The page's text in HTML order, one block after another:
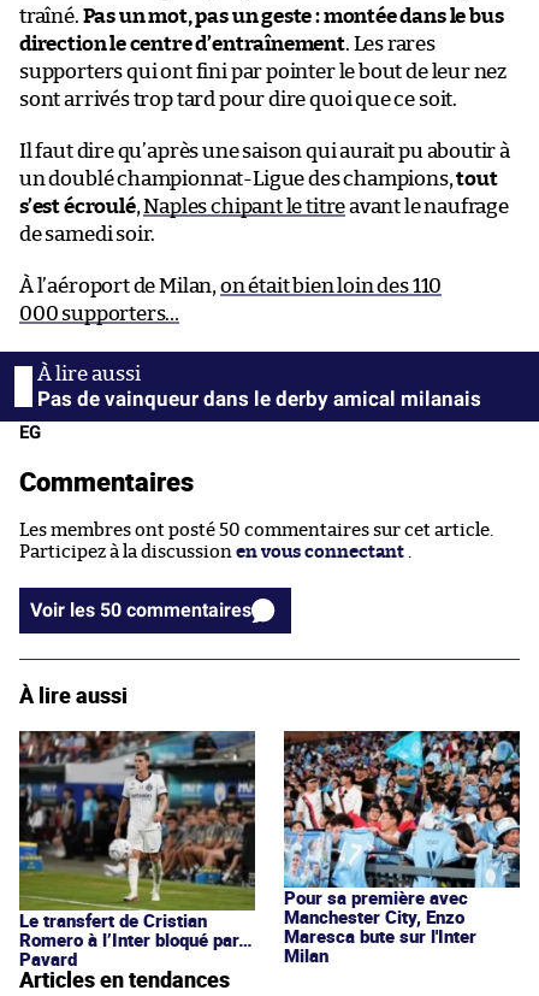
traîné. Pas un mot, pas un geste : montée dans le bus
direction le centre d’entraînement. Les rares
supporters qui ont fini par pointer le bout de leur nez
sont arrivés trop tard pour dire quoi que ce soit.
Il faut dire qu’après une saison qui aurait pu aboutir à
un doublé championnat-Ligue des champions,tout
s’est écroulé,Naples chipant le titreavant le naufrage
de samedi soir.
À l’aéroport de Milan, on était bien loin des 110
000 supporters…
Pas de vainqueur dans le derby amical milanais
EG
Commentaires
Les membres ont posté 50 commentaires sur cet article.
Participez à la discussion en vous connectant
Voir les 50 commentaires
À lire aussi
Le transfert de Cristian
Romero à l’Inter bloqué par…
Pavard
Pour sa première avec
Manchester City, Enzo
Maresca bute sur l'Inter
Milan
Articles en tendances